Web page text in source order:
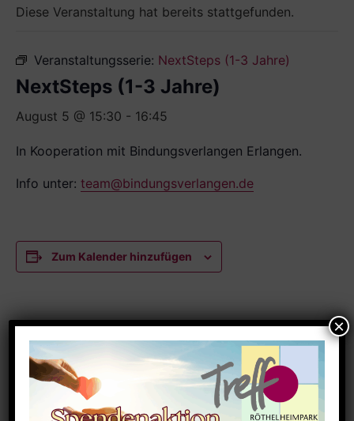
Diese Veranstaltung hat bereits stattgefunden.
Veranstaltungsserie: NextSteps (1-3 Jahre)
NextSteps (1-3 Jahre)
August 5 @ 15:30 - 16:45
In Kooperation mit Bindungsverlangen Erlangen.
Info unter: team@bindungsverlangen.de
Zum Kalender hinzufügen
DETAILS
Datum:
August 5
15:30 - 16:45